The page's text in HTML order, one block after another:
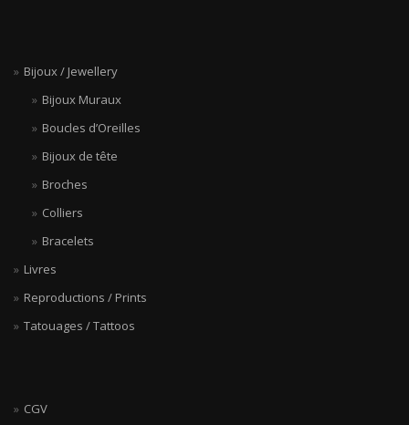
Bijoux / Jewellery
Bijoux Muraux
Boucles d’Oreilles
Bijoux de tête
Broches
Colliers
Bracelets
Livres
Reproductions / Prints
Tatouages / Tattoos
CGV